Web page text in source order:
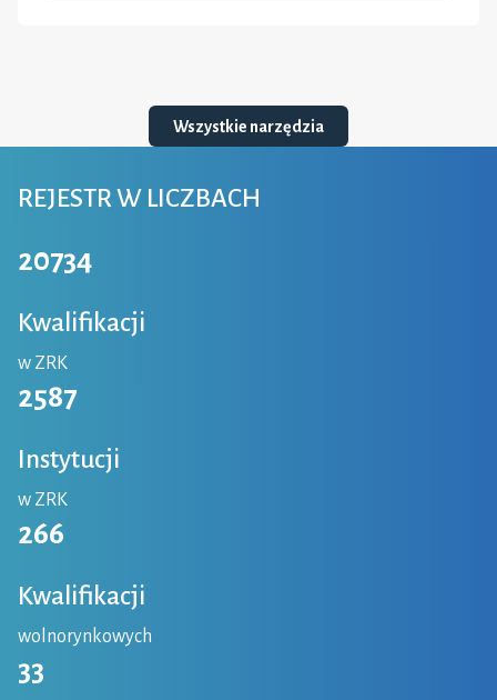
Wszystkie narzędzia
REJESTR W LICZBACH
20734
Kwalifikacji
w ZRK
2587
Instytucji
w ZRK
266
Kwalifikacji
wolnorynkowych
33